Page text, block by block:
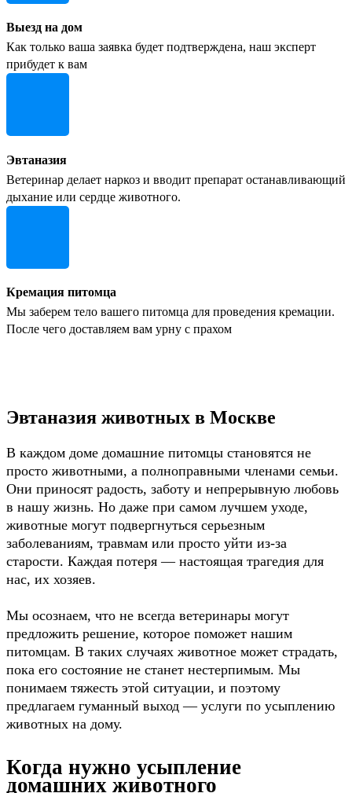
Выезд на дом
Как только ваша заявка будет подтверждена, наш эксперт
прибудет к вам
Эвтаназия
Ветеринар делает наркоз и вводит препарат останавливающий
дыхание или сердце животного.
Кремация питомца
Мы заберем тело вашего питомца для проведения кремации.
После чего доставляем вам урну с прахом
Эвтаназия животных в Москве
В каждом доме домашние питомцы становятся не
просто животными, а полноправными членами семьи.
Они приносят радость, заботу и непрерывную любовь
в нашу жизнь. Но даже при самом лучшем уходе,
животные могут подвергнуться серьезным
заболеваниям, травмам или просто уйти из-за
старости. Каждая потеря — настоящая трагедия для
нас, их хозяев.
Мы осознаем, что не всегда ветеринары могут
предложить решение, которое поможет нашим
питомцам. В таких случаях животное может страдать,
пока его состояние не станет нестерпимым. Мы
понимаем тяжесть этой ситуации, и поэтому
предлагаем гуманный выход — услуги по усыплению
животных на дому.
Когда нужно усыпление
домашних животного